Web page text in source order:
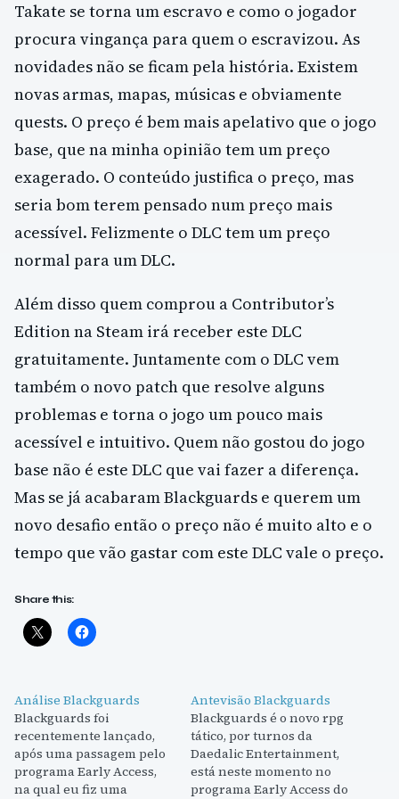
Takate se torna um escravo e como o jogador
procura vingança para quem o escravizou. As
novidades não se ficam pela história. Existem
novas armas, mapas, músicas e obviamente
quests. O preço é bem mais apelativo que o jogo
base, que na minha opinião tem um preço
exagerado. O conteúdo justifica o preço, mas
seria bom terem pensado num preço mais
acessível. Felizmente o DLC tem um preço
normal para um DLC.
Além disso quem comprou a Contributor’s
Edition na Steam irá receber este DLC
gratuitamente. Juntamente com o DLC vem
também o novo patch que resolve alguns
problemas e torna o jogo um pouco mais
acessível e intuitivo. Quem não gostou do jogo
base não é este DLC que vai fazer a diferença.
Mas se já acabaram Blackguards e querem um
novo desafio então o preço não é muito alto e o
tempo que vão gastar com este DLC vale o preço.
Share this:
Análise Blackguards
Blackguards foi
recentemente lançado,
após uma passagem pelo
programa Early Access,
na qual eu fiz uma
Antevisão Blackguards
Blackguards é o novo rpg
tático, por turnos da
Daedalic Entertainment,
está neste momento no
programa Early Access do